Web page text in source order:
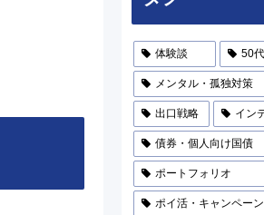
体験談 50代
メンタル・孤独対策
出口戦略 イン
債券・個人向け国債
ポートフォリオ
ポイ活・キャンペーン